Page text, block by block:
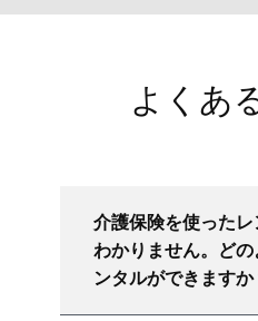
よくあ
介護保険を使った
わかりません。ど
ンタルができますか